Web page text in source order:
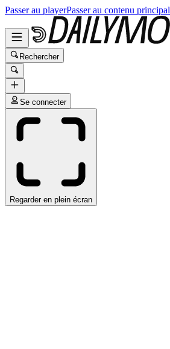
Passer au playerPasser au contenu principal
Rechercher
Se connecter
Regarder en plein écran